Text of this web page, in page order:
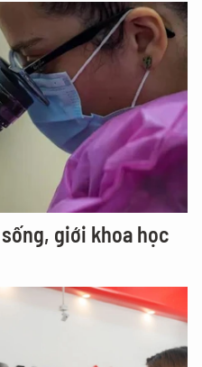
giới khoa học